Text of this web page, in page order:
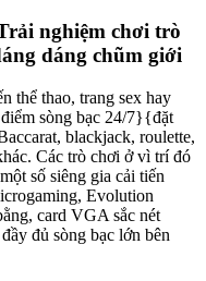
nghiệm chơi trò
dáng chũm giới
thể thao, trang sex hay
sòng bạc 24/7}{đặt
blackjack, roulette,
Các trò chơi ở vì trí đó
số siêng gia cải tiến
Evolution
card VGA sắc nét
đủ sòng bạc lớn bên